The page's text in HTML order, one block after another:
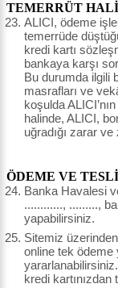
TEMERRÜT
ALICI, ödeme
temerrüde
kredi kartı
bankaya karşı
Bu durumda ilgili
masrafları ve
koşulda
halinde, ALICI,
uğradığı zarar
ÖDEME VE
Banka Havalesi
............, .........,
yapabilirsiniz.
Sitemiz
online tek ödeme
kredi